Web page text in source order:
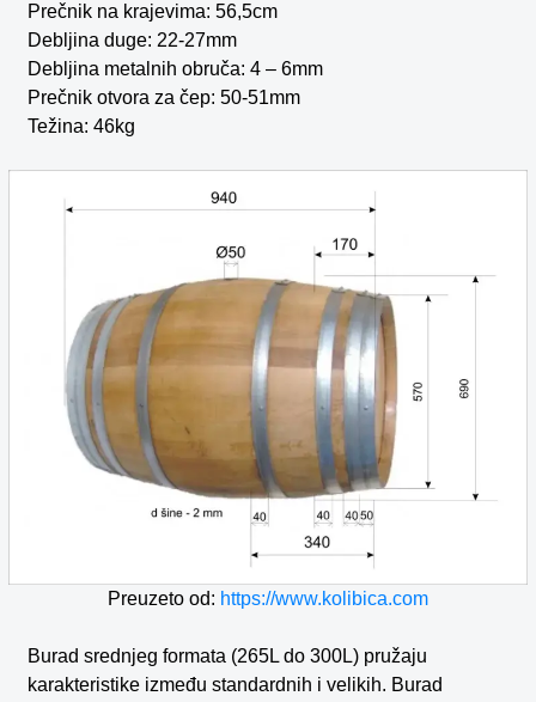
Prečnik na krajevima: 56,5cm
Debljina duge: 22-27mm
Debljina metalnih obruča: 4 – 6mm
Prečnik otvora za čep: 50-51mm
Težina: 46kg
Preuzeto od: https://www.kolibica.com
Burad srednjeg formata (265L do 300L) pružaju
karakteristike između standardnih i velikih. Burad